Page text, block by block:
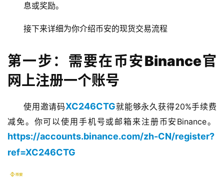
息或奖励。
接下来详细为你介绍币安的现货交易流程
第一步：需要在币安Binance官
网上注册一个账号
使用邀请码XC246CTG就能够永久获得20%手续费
减免。你可以使用手机号或邮箱来注册币安Binance。​
https://accounts.binance.com/zh-CN/register?
ref=XC246CTG